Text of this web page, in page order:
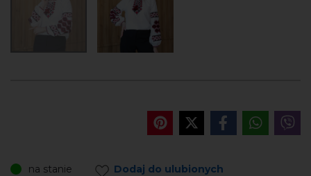
na stanie Dodaj do ulubionych